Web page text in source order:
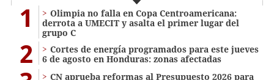
1
Olimpia no falla en Copa Centroamericana:
derrota a UMECIT y asalta el primer lugar del
grupo C
2
Cortes de energía programados para este jueves
6 de agosto en Honduras: zonas afectadas
CN aprueba reformas al Presupuesto 2026 para